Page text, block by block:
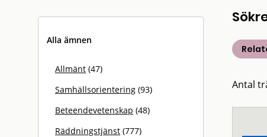
Alla ämnen
Allmänt (47)
Samhällsorientering (93)
Beteendevetenskap (48)
Räddningstjänst (777)
Antal